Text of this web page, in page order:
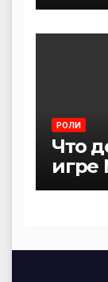
РОЛИ
Что
игре